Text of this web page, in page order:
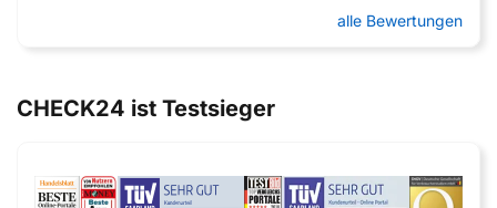
alle Bewertungen
CHECK24 ist Testsieger